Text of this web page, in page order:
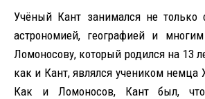
Учёный Кант занимался не только
астрономией, географией и
Ломоносову, который родился на 13
как и Кант, являлся учеником немца
Как и Ломоносов, Кант был,